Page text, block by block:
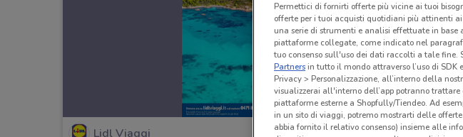
Lidl Viaggi
Permettici di fornirti offerte più vicine ai tuoi
offerte per i tuoi acquisti quotidiani più attinenti
una serie di strumenti e analisi effettuate in
piattaforme collegate, come indicato nel
tuo consenso sull'uso dei dati raccolti a tale fine.
Partnersin tutto il mondo attraverso l’uso di SDK
Privacy > Personalizzazione, all’interno della
visualizzerai all'interno dell’app potranno
piattaforme esterne a Shopfully/Tiendeo. Ad
in un sito di viaggi, potremo mostrarti delle
abbia fornito il relativo consenso) insieme alle